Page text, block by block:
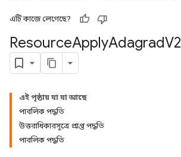
এটি কাজে লেগেছে?
ResourceApplyAdagradV2
এই পৃষ্ঠায় যা যা আছে
পাবলিক পদ্ধতি
উত্তরাধিকারসূত্রে প্রাপ্ত পদ্ধতি
পাবলিক পদ্ধতি